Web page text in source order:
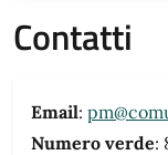
Contatti
Email:
Numero verde: